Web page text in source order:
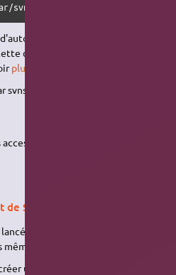
svn
le lancement de SVN
commande à chaque
plus bas
est 3690.
via les
SVN
avec votre utilisateur. Ce qui
droits que vous.
un utilisateur pour lancer le